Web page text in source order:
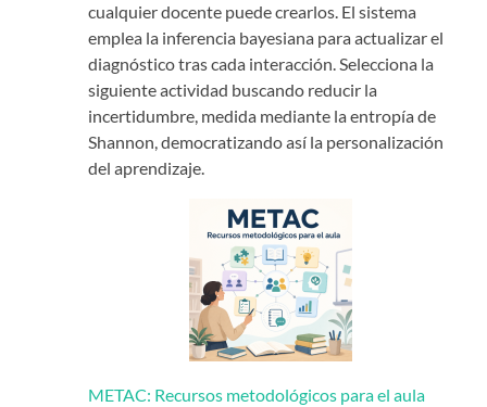
cualquier docente puede crearlos. El sistema
emplea la inferencia bayesiana para actualizar el
diagnóstico tras cada interacción. Selecciona la
siguiente actividad buscando reducir la
incertidumbre, medida mediante la entropía de
Shannon, democratizando así la personalización
del aprendizaje.
METAC: Recursos metodológicos para el aula